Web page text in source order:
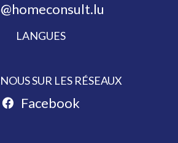
LANGUES
SUR LES RÉSEAUX
Facebook